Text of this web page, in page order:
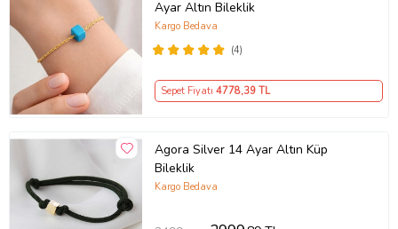
Ayar Altın Bileklik
(4)
Kargo Bedava
Sepet Fiyatı 4778,39 TL
Agora Silver 14 Ayar Altın Küp
Bileklik
Kargo Bedava